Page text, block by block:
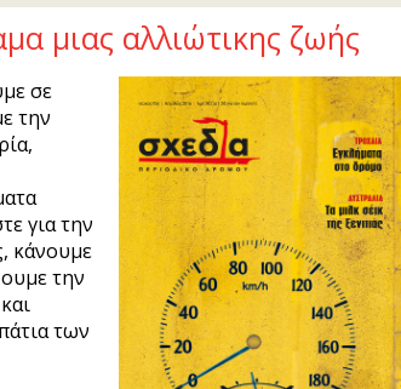
μιας αλλιώτικης ζωής
σε
την
για την
κάνουμε
την
των